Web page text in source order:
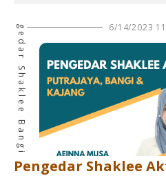
6/14/2023
Pengedar Shaklee Bangi
Pengedar Shaklee